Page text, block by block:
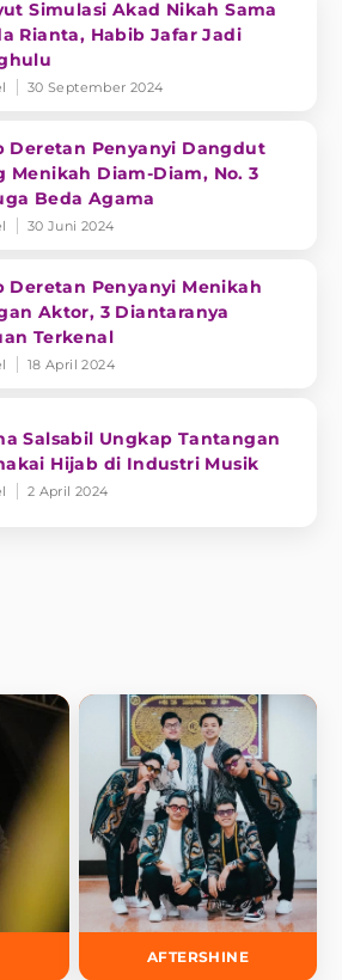
Simulasi Akad Nikah Sama
Rianta, Habib Jafar Jadi
30 September 2024
Deretan Penyanyi Dangdut
Menikah Diam-Diam, No. 3
Beda Agama
30 Juni 2024
Deretan Penyanyi Menikah
Aktor, 3 Diantaranya
Terkenal
18 April 2024
Salsabil Ungkap Tantangan
Hijab di Industri Musik
2 April 2024
AFTERSHINE